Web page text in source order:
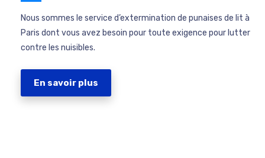
Nous sommes le service d’extermination de punaises de lit à
Paris dont vous avez besoin pour toute exigence pour lutter
contre les nuisibles.
En savoir plus